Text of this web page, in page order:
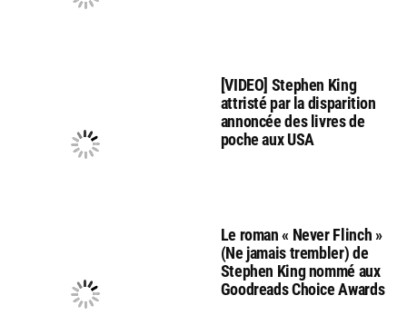
[VIDEO] Stephen King
attristé par la disparition
annoncée des livres de
poche aux USA
Le roman « Never Flinch »
(Ne jamais trembler) de
Stephen King nommé aux
Goodreads Choice Awards